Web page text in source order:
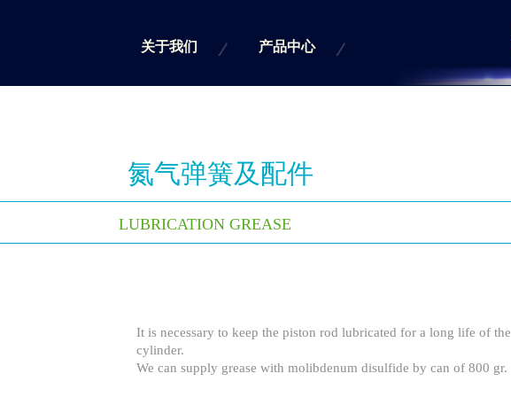
关于我们 产品中心
氮气弹簧及配件
LUBRICATION GREASE
It is necessary to keep the piston rod lubricated for a long life of the
cylinder.
We can supply grease with molibdenum disulfide by can of 800 gr.